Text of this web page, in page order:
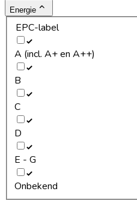
Energie
EPC-label
A (incl. A+ en A++)
B
C
D
E - G
Onbekend